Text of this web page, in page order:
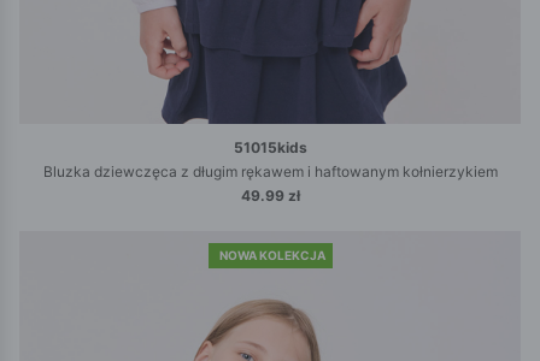
51015kids
Bluzka dziewczęca z długim rękawem i haftowanym kołnierzykiem
49.99 zł
NOWA KOLEKCJA